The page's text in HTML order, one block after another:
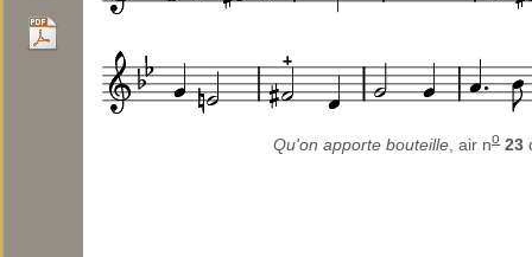
Qu'on apporte bouteille , air no 23